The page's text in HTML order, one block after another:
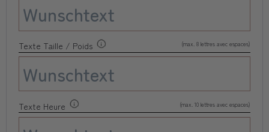
Texte Taille / Poids (max. 8 lettres avec espaces)
Texte Heure (max. 10 lettres avec espaces)